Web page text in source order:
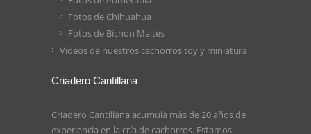
Fotos de Chihuahua
Fotos de Bichón Maltés
Vídeos de nuestros cachorros toy y miniatura
Criadero Cantillana
Criadero Cantillana acumula más de 20 años de
experiencia en la cría de cachorros. Estamos